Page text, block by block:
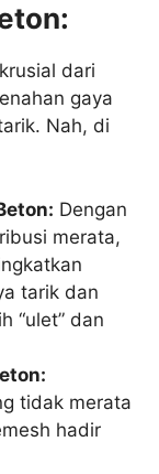
dari
gaya
Nah, di
Dengan
merata,
tarik dan
“ulet” dan
tidak merata
hadir